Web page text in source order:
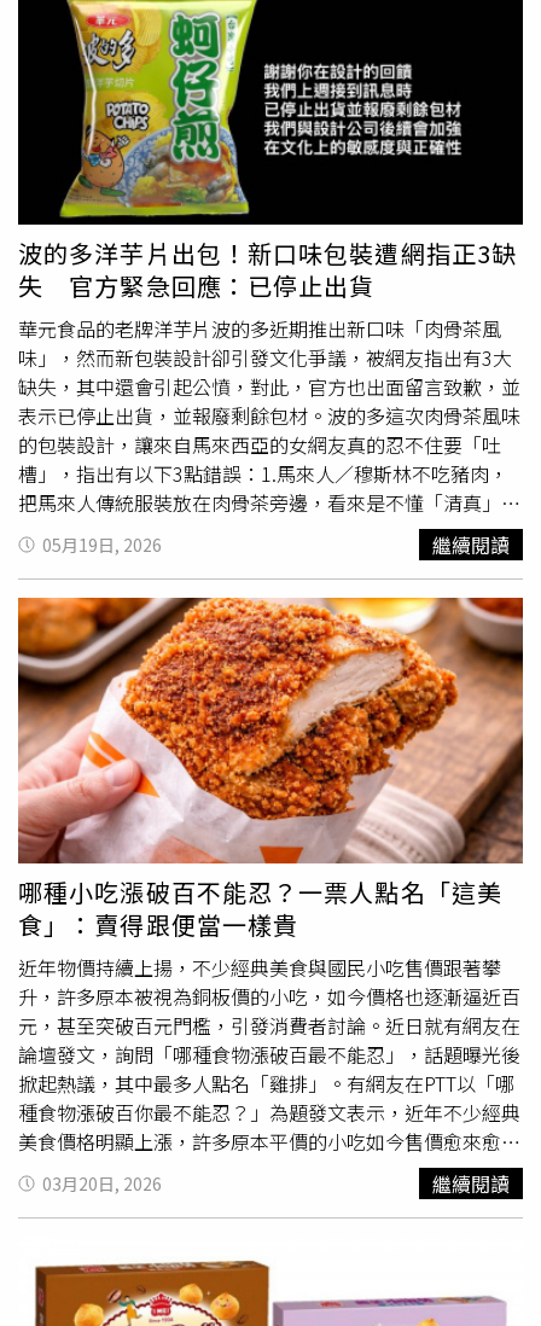
5000元至1萬元不等。為避免遭到查緝，陳男等人也利用其
同鄉在台經營、位在松江市場內的
來台籍男子分工協助，提供貼心服務，1人顧店，1人將證件
外送給不方便前來領取的移工。移民署專勤隊與警方組成專
案小組後，日前見時機成熟，一舉將陳男等人逮捕到案，當
場查扣已製成60張偽造證件，並已完成交易，初估不法獲利
約50萬餘元。全案後續將依違反戶籍法、偽造文書等罪嫌偵
辦，並遭地檢署檢察官提起公訴。移民署強調，偽造、變造
或持用不實證件，不僅影響國家證件公信力，更可能衍生非
法工作、非法仲介及治安風險。移民署將持續掃蕩不法網
络，深入追查非法雇主舆仲介，並加強溯源打擊此類不法集
團，展現嚴正執法決心，以維護社會秩序及保障合法移工工
作權益。移民署也提醒，雇主聘僱外籍人士前，應依法申請
聘僱許可，並確實留意相關居留證件真偽，相關資訊可至移
民署晶片居留證資料查詢網站查詢(網址
https://niaicinfo.immigration.gov)。若非法聘僱未經許可之
外籍人士工作，依就業服務法規定，最高可處新臺幣75萬元
罰鍰；非法媒介外籍人士工作者，最高可處新臺幣50萬元罰
鍰；意圖營利從事非法仲介者，最重可處3年以下有期徒
刑、拘役或併科新臺幣120萬元以下罰金，切勿心存僥倖，
波的多洋芋片出包！新口味包裝遭網指正3缺
失 官方緊急回應：已停止出貨
華元食品的老牌洋芋片波的多近期推出新口味「肉骨茶風
味」，然而新包裝設計卻引發文化爭議，被網友指出有3大
缺失，其中還會引起公憤，對此，官方也出面留言致歉，並
表示已停止出貨，並報廢剩餘包材。波的多這次肉骨茶風味
的包裝設計，讓來自馬來西亞的女網友真的忍不住要「吐
槽」，指出有以下3點錯誤：1.馬來人／穆斯林不吃豬肉，
把馬來人傳統服裝放在肉骨茶旁邊，看來是不懂「清真」為
何物2.肉骨茶加香菜，跟火鍋加芋頭一樣無法接受3.把
SG（新加坡）魚尾獅加進來，這絕對會引起MY（馬來西
亞）人的公憤（肉骨茶和胡椒湯是不一樣的）貼文一出立即
引發熱議，波的多蚵仔煎洋芋片官方小編也在底下留言致
歉，表示：「謝謝你在設計的回饋，我們上週接到訊息時，
已停止出貨並報廢剩餘包材，我們與設計公司後續會加強在
文化上的敏感度與正確性。」官方的回應讓許多網友都持正
面態度，提到「天啊蚵仔煎你真好」、「小編救火好及
時」、「所以有買到第一版包裝的你各位，不要把袋子丟
掉，那些可都是限量絕版品」，該名女網友也表示「謝謝小
編守住肉骨茶的尊嚴」。
05月19日, 2026 繼續閱讀
哪種小吃漲破百不能忍？一票人點名「這美
食」：賣得跟便當一樣貴
近年物價持續上揚，不少經典美食與國民小吃售價跟著攀
升，許多原本被視為銅板價的小吃，如今價格也逐漸逼近百
元，甚至突破百元門檻，引發消費者討論。近日就有網友在
論壇發文，詢問「哪種食物漲破百最不能忍」，話題曝光後
掀起熱議，其中最多人點名「雞排」。有網友在PTT以「哪
種食物漲破百你最不能忍？」為題發文表示，近年不少經典
美食價格明顯上漲，許多原本平價的小吃如今售價愈來愈
高，原PO舉出排骨便當、肉絲蛋炒飯、雞排、牛肉麵、臭
豆腐與蚵仔煎等品項，想知道其他人最無法接受哪一種小吃
價格破百。貼文引來大量留言回應，「牛肉麵越來越縮
水」、「臭豆腐，沒肉是在貴X小」、「炒飯啊，沒什麼料
憑什麼破百」、「蚵仔煎
毛」、「一碗麵線漲到70、80了，真的不知道在貴什麼意
03月20日, 2026 繼續閱讀